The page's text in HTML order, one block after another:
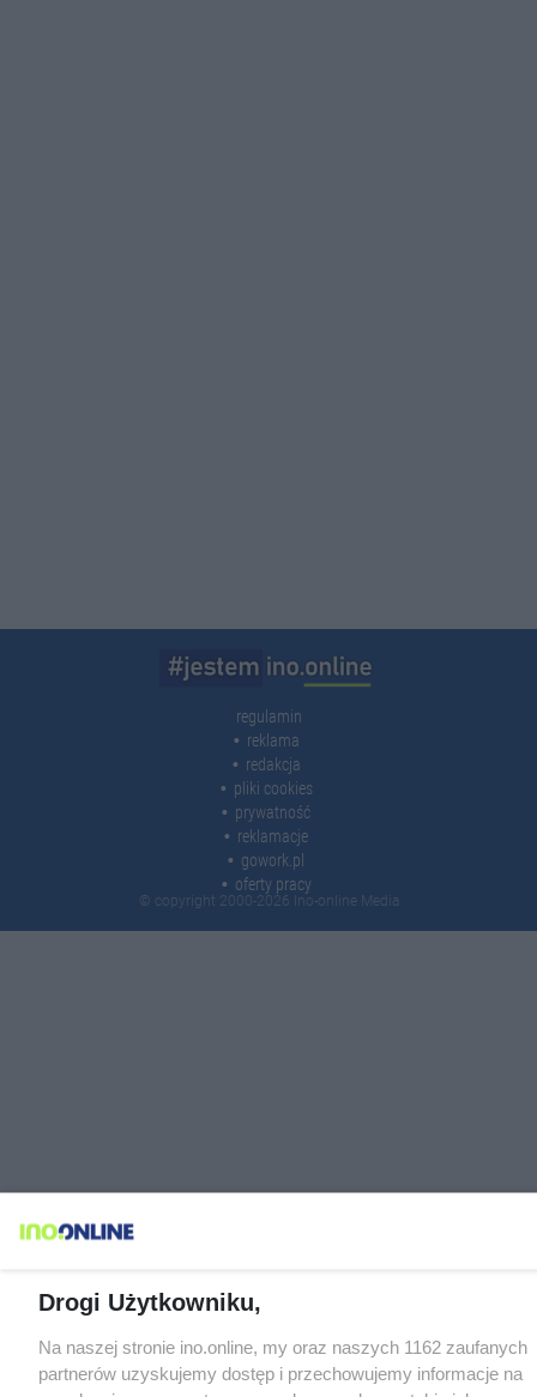
regulamin
reklama
redakcja
pliki cookies
prywatność
reklamacje
gowork.pl
oferty pracy
© copyright 2000-2026 Ino-online Media
Drogi Użytkowniku,
Na naszej stronie ino.online, my oraz naszych 1162 zaufanych
partnerów uzyskujemy dostęp i przechowujemy informacje na